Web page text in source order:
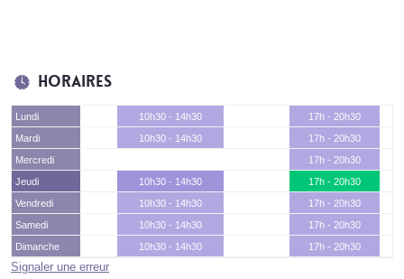
Horaires
Lundi 10h30 - 14h30
17h - 20h30
Mardi
10h30 - 14h30
17h - 20h30
Mercredi
17h - 20h30
Jeudi
10h30 - 14h30
17h - 20h30
Vendredi
10h30 - 14h30
17h - 20h30
Samedi
10h30 - 14h30
17h - 20h30
Dimanche
10h30 - 14h30 17h - 20h30
Signaler une erreur